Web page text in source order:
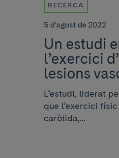
RECERCA
5 d’agost de 2022
Un estudi
l’exercici
lesions
L’estudi, liderat
que l’exercici
caròtida,...